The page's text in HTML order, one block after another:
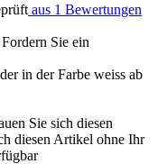
aus 1 Bewertungen
Sie ein
Sie sich diesen
diesen Artikel ohne Ihr